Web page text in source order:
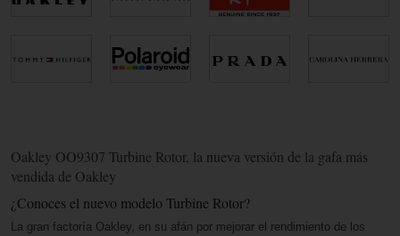
Oakley OO9307 Turbine Rotor, la nueva versión de la gafa más
vendida de Oakley
¿Conoces el nuevo modelo Turbine Rotor?
La gran factoría Oakley, en su afán por mejorar el rendimiento de los